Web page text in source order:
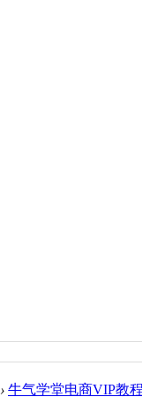
› 牛气学堂电商VIP教